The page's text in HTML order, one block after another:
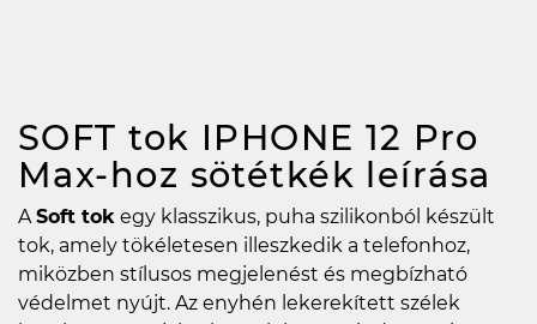
SOFT tok IPHONE 12 Pro
Max-hoz sötétkék leírása
A Soft tok egy klasszikus, puha szilikonból készült
tok, amely tökéletesen illeszkedik a telefonhoz,
miközben stílusos megjelenést és megbízható
védelmet nyújt. Az enyhén lekerekített szélek